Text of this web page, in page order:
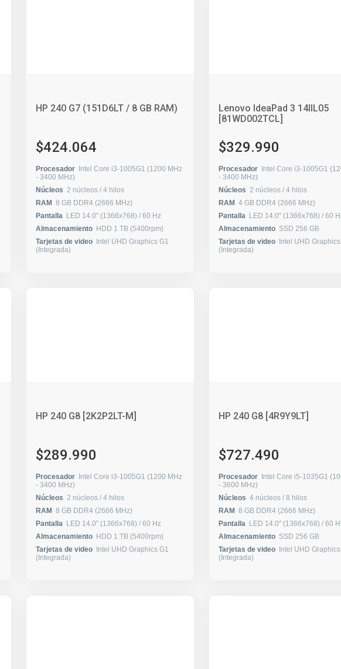
HP 240 G7 (151D6LT / 8 GB RAM)
$424.064
Procesador Intel Core i3-1005G1 (1200 MHz
- 3400 MHz)
Núcleos
2 núcleos / 4 hilos
RAM 8 GB DDR4 (2666 MHz)
Pantalla
LED 14.0" (1366x768) / 60 Hz
Almacenamiento HDD 1 TB (5400rpm)
Tarjetas de video Intel UHD Graphics G1
(Integrada)
Lenovo IdeaPad 3 14IIL05
[81WD002TCL]
$329.990
Procesador Intel Core i3-1005G1
- 3400 MHz)
Núcleos
2 núcleos / 4 hilos
RAM 4 GB DDR4 (2666 MHz)
Pantalla
LED 14.0" (1366x768) /
Almacenamiento SSD 256 GB
Tarjetas de video Intel UHD Graphics
(Integrada)
HP 240 G8 [2K2P2LT-M]
$289.990
Procesador Intel Core i3-1005G1 (1200 MHz
- 3400 MHz)
Núcleos
2 núcleos / 4 hilos
RAM 8 GB DDR4 (2666 MHz)
Pantalla
LED 14.0" (1366x768) / 60 Hz
Almacenamiento HDD 1 TB (5400rpm)
Tarjetas de video Intel UHD Graphics G1
(Integrada)
HP 240 G8 [4R9Y9LT]
$727.490
Procesador Intel Core i5-1035G1
- 3600 MHz)
Núcleos
4 núcleos / 8 hilos
RAM 8 GB DDR4 (2666 MHz)
Pantalla
LED 14.0" (1366x768) /
Almacenamiento SSD 256 GB
Tarjetas de video Intel UHD Graphics
(Integrada)